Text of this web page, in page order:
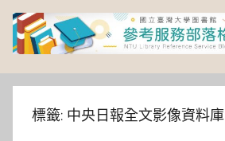
Skip
content
臺
灣
標籤: 中央日報全文影像資料庫